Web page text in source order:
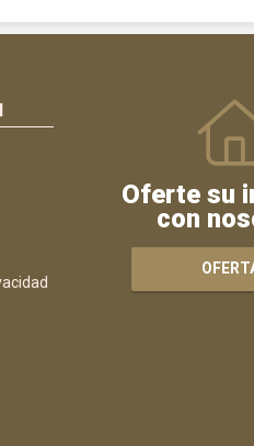
Oferte su
con